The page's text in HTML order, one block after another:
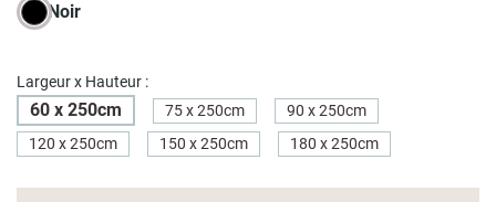
Noir
Largeur x Hauteur :
60 x 250cm 75 x 250cm
90 x 250cm
120 x 250cm
150 x 250cm 180 x 250cm